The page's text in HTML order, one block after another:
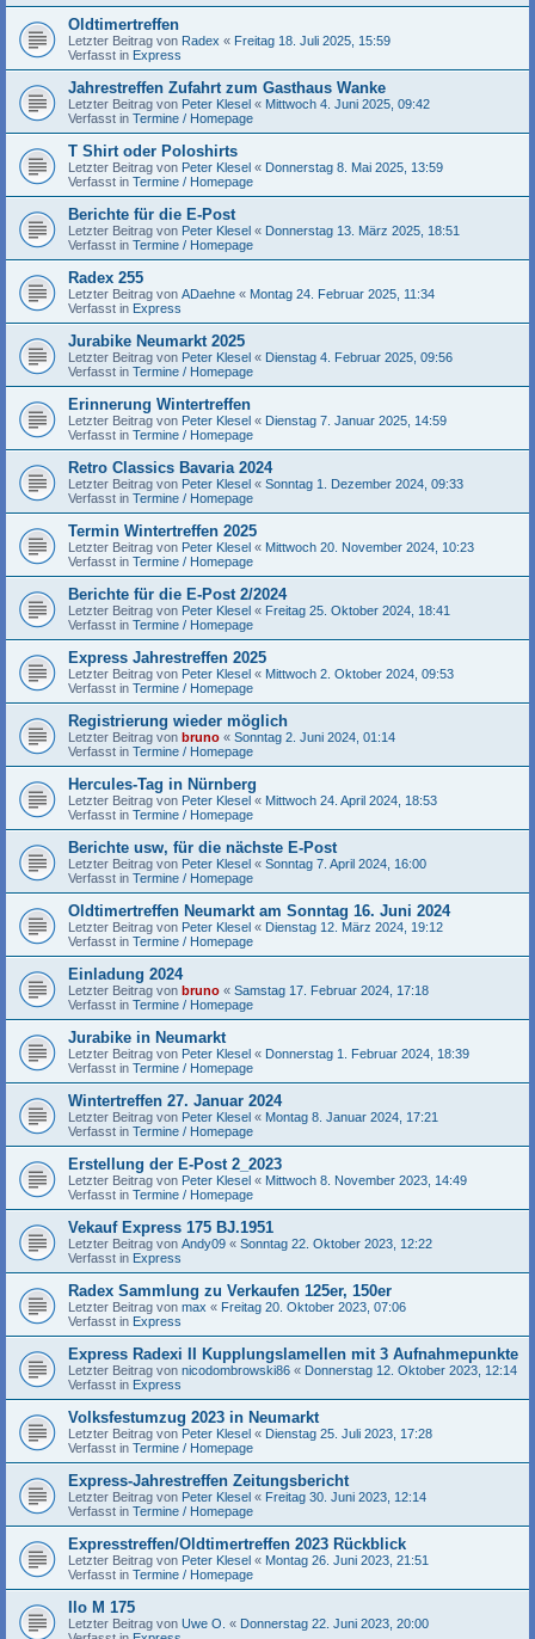
Oldtimertreffen
Letzter Beitrag von Radex « Freitag 18. Juli 2025, 15:59
Verfasst in Express
Jahrestreffen Zufahrt zum Gasthaus Wanke
Letzter Beitrag von Peter Klesel « Mittwoch 4. Juni 2025, 09:42
Verfasst in Termine / Homepage
T Shirt oder Poloshirts
Letzter Beitrag von Peter Klesel « Donnerstag 8. Mai 2025, 13:59
Verfasst in Termine / Homepage
Berichte für die E-Post
Letzter Beitrag von Peter Klesel « Donnerstag 13. März 2025, 18:51
Verfasst in Termine / Homepage
Radex 255
Letzter Beitrag von ADaehne « Montag 24. Februar 2025, 11:34
Verfasst in Express
Jurabike Neumarkt 2025
Letzter Beitrag von Peter Klesel « Dienstag 4. Februar 2025, 09:56
Verfasst in Termine / Homepage
Erinnerung Wintertreffen
Letzter Beitrag von Peter Klesel « Dienstag 7. Januar 2025, 14:59
Verfasst in Termine / Homepage
Retro Classics Bavaria 2024
Letzter Beitrag von Peter Klesel « Sonntag 1. Dezember 2024, 09:33
Verfasst in Termine / Homepage
Termin Wintertreffen 2025
Letzter Beitrag von Peter Klesel « Mittwoch 20. November 2024, 10:23
Verfasst in Termine / Homepage
Berichte für die E-Post 2/2024
Letzter Beitrag von Peter Klesel « Freitag 25. Oktober 2024, 18:41
Verfasst in Termine / Homepage
Express Jahrestreffen 2025
Letzter Beitrag von Peter Klesel « Mittwoch 2. Oktober 2024, 09:53
Verfasst in Termine / Homepage
Registrierung wieder möglich
Letzter Beitrag von bruno « Sonntag 2. Juni 2024, 01:14
Verfasst in Termine / Homepage
Hercules-Tag in Nürnberg
Letzter Beitrag von Peter Klesel « Mittwoch 24. April 2024, 18:53
Verfasst in Termine / Homepage
Berichte usw, für die nächste E-Post
Letzter Beitrag von Peter Klesel « Sonntag 7. April 2024, 16:00
Verfasst in Termine / Homepage
Oldtimertreffen Neumarkt am Sonntag 16. Juni 2024
Letzter Beitrag von Peter Klesel « Dienstag 12. März 2024, 19:12
Verfasst in Termine / Homepage
Einladung 2024
Letzter Beitrag von bruno « Samstag 17. Februar 2024, 17:18
Verfasst in Termine / Homepage
Jurabike in Neumarkt
Letzter Beitrag von Peter Klesel « Donnerstag 1. Februar 2024, 18:39
Verfasst in Termine / Homepage
Wintertreffen 27. Januar 2024
Letzter Beitrag von Peter Klesel « Montag 8. Januar 2024, 17:21
Verfasst in Termine / Homepage
Erstellung der E-Post 2_2023
Letzter Beitrag von Peter Klesel « Mittwoch 8. November 2023, 14:49
Verfasst in Termine / Homepage
Vekauf Express 175 BJ.1951
Letzter Beitrag von Andy09 « Sonntag 22. Oktober 2023, 12:22
Verfasst in Express
Radex Sammlung zu Verkaufen 125er, 150er
Letzter Beitrag von max « Freitag 20. Oktober 2023, 07:06
Verfasst in Express
Express Radexi II Kupplungslamellen mit 3 Aufnahmepunkte
Letzter Beitrag von nicodombrowski86 « Donnerstag 12. Oktober 2023, 12:14
Verfasst in Express
Volksfestumzug 2023 in Neumarkt
Letzter Beitrag von Peter Klesel « Dienstag 25. Juli 2023, 17:28
Verfasst in Termine / Homepage
Express-Jahrestreffen Zeitungsbericht
Letzter Beitrag von Peter Klesel « Freitag 30. Juni 2023, 12:14
Verfasst in Termine / Homepage
Expresstreffen/Oldtimertreffen 2023 Rückblick
Letzter Beitrag von Peter Klesel « Montag 26. Juni 2023, 21:51
Verfasst in Termine / Homepage
Ilo M 175
Letzter Beitrag von Uwe O. « Donnerstag 22. Juni 2023, 20:00